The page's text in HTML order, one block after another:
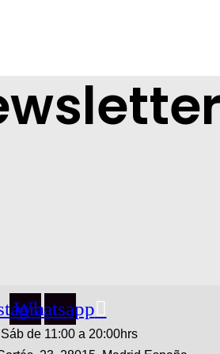
Whatsapp
de 11:00 a 20:00hrs